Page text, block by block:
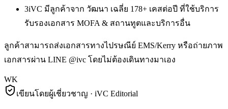
3iVC มีลูกค้าจาก วัฒนา เฉลี่ย 178+ เคสต่อปี ที่ใช้บริการ
รับรองเอกสาร MOFA & สถานทูตและบริการอื่น
ลูกค้าสามารถส่งเอกสารทางไปรษณีย์ EMS/Kerry หรือถ่ายภาพ
เอกสารผ่าน LINE @ivc โดยไม่ต้องเดินทางมาเอง
WK
เขียนโดยผู้เชี่ยวชาญ · iVC Editorial